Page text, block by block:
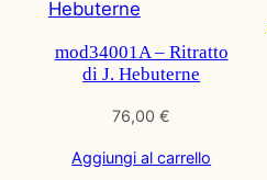
mod34001A – Ritratto
di J. Hebuterne
76,00€
Aggiungi al carrello